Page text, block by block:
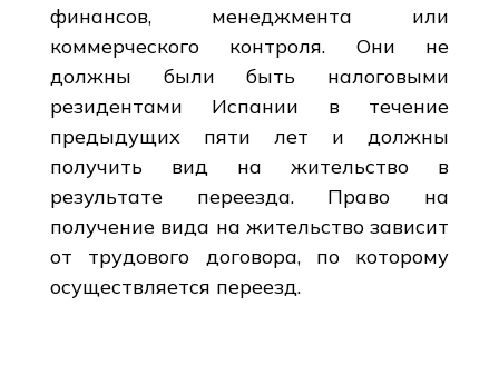
финансов, менеджмента или
коммерческого контроля. Они не
должны были быть налоговыми
резидентами Испании в течение
предыдущих пяти лет и должны
получить вид на жительство в
результате переезда. Право на
получение вида на жительство зависит
от трудового договора, по которому
осуществляется переезд.